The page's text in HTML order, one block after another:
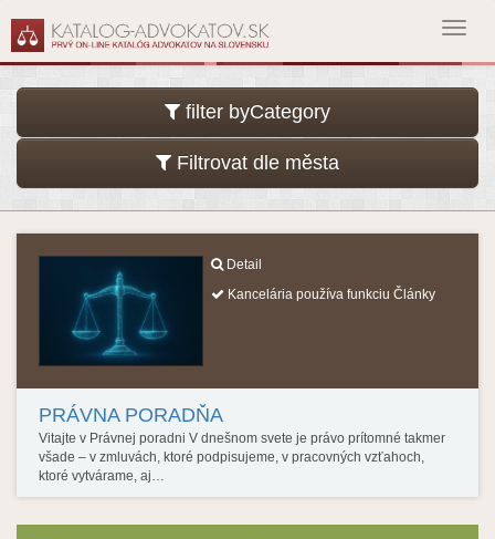
filter byCategory
Filtrovat dle města
Detail
Kancelária používa funkciu Články
PRÁVNA PORADŇA
Vitajte v Právnej poradni V dnešnom svete je právo prítomné takmer
všade – v zmluvách, ktoré podpisujeme, v pracovných vzťahoch,
ktoré vytvárame, aj…